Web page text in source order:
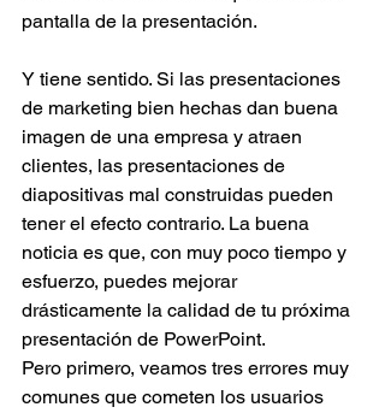
pantalla de la presentación.
Y tiene sentido. Si las presentaciones
de marketing bien hechas dan buena
imagen de una empresa y atraen
clientes, las presentaciones de
diapositivas mal construidas pueden
tener el efecto contrario. La buena
noticia es que, con muy poco tiempo y
esfuerzo, puedes mejorar
drásticamente la calidad de tu próxima
presentación de PowerPoint.
Pero primero, veamos tres errores muy
comunes que cometen los usuarios